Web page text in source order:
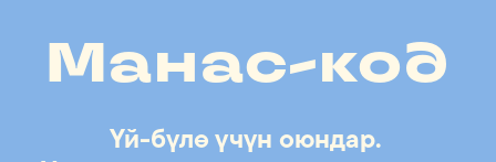
Манас-код
Үй-бүлө үчүн оюндар.